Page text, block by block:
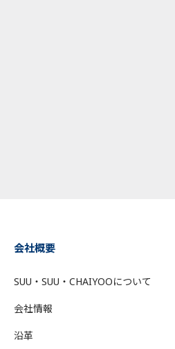
会社概要
SUU・SUU・CHAIYOOについて
会社情報
沿革